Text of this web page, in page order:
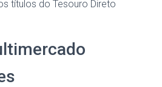
títulos do Tesouro Direto